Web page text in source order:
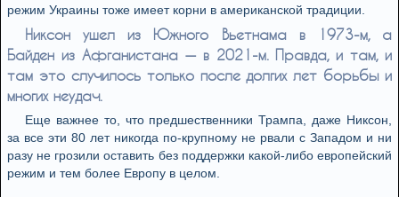
режим Украины тоже имеет корни в американской традиции.
Никсон ушел из Южного Вьетнама в 1973-м, а
Байден из Афганистана — в 2021-м. Правда, и там, и
там это случилось только после долгих лет борьбы и
многих неудач.
Еще важнее то, что предшественники Трампа, даже Никсон,
за все эти 80 лет никогда по-крупному не рвали с Западом и ни
разу не грозили оставить без поддержки какой-либо европейский
режим и тем более Европу в целом.